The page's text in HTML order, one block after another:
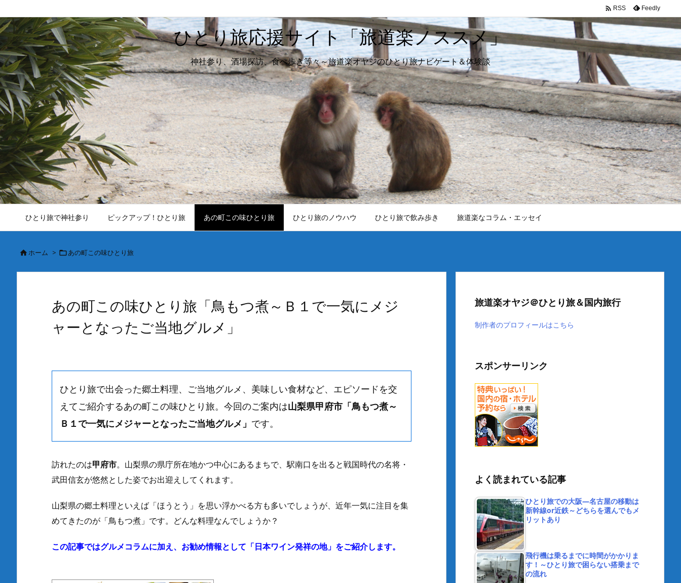
ひとり旅応援サイト「旅道楽ノススメ」
神社参り、酒場探訪、食べ歩き等々～旅道楽オヤジのひとり旅ナビゲート＆体験談
ひとり旅で神社参り ピックアップ！ひとり旅 あの町この味ひとり旅 ひとり旅のノウハウ ひとり旅で飲み歩き 旅道楽なコラム・エッセイ
 RSS Feedly
ホーム > あの町この味ひとり旅
あの町この味ひとり旅「鳥もつ煮～Ｂ１で一気にメジ
ャーとなったご当地グルメ」
ひとり旅で出会った郷土料理、ご当地グルメ、美味しい食材など、エピソードを交
えてご紹介するあの町この味ひとり旅。今回のご案内は山梨県甲府市「鳥もつ煮～
Ｂ１で一気にメジャーとなったご当地グルメ」 です。
訪れたのは甲府市。山梨県の県庁所在地かつ中心にあるまちで、駅南口を出ると戦国時代の名将・
武田信玄が悠然とした姿でお出迎えしてくれます。
山梨県の郷土料理といえば「ほうとう」を思い浮かべる方も多いでしょうが、近年一気に注目を集
めてきたのが「鳥もつ煮」です。どんな料理なんでしょうか？
この記事ではグルメコラムに加え、お勧め情報として「日本ワイン発祥の地」をご紹介します。
旅道楽オヤジ＠ひとり旅＆国内旅行
制作者のプロフィールはこちら
スポンサーリンク
よく読まれている記事
ひとり旅での大阪―名古屋の移動は
新幹線or近鉄～どちらを選んでもメ
リットあり
飛行機は乗るまでに時間がかかりま
す！～ひとり旅で困らない搭乗まで
の流れ